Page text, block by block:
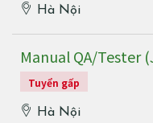
Hà Nội
Manual QA/Tester
Tuyển gấp
Hà Nội